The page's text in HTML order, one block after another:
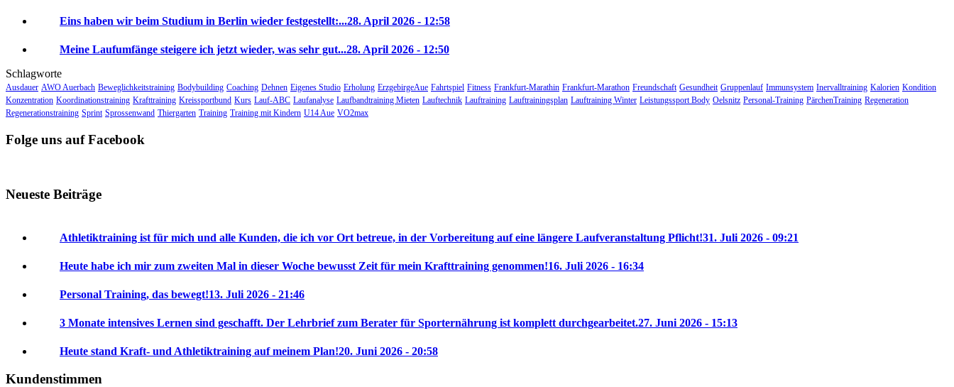
Eins haben wir beim Studium in Berlin wieder festgestellt:...28. April 2026 - 12:58
Meine Laufumfänge steigere ich jetzt wieder, was sehr gut...28. April 2026 - 12:50
Schlagworte
Ausdauer AWO Auerbach Beweglichkeitstraining Bodybuilding Coaching Dehnen Eigenes Studio Erholung ErzgebirgeAue Fahrtspiel Fitness Frankfurt-Marathin Frankfurt-Marathon Freundschaft Gesundheit Gruppenlauf Immunsystem Inervalltraining Kalorien Kondition
Konzentration Koordinationstraining Krafttraining Kreissportbund Kurs Lauf-ABC Laufanalyse Laufbandtraining Mieten Lauftechnik Lauftraining Lauftrainingsplan Lauftraining Winter Leistungssport Body Oelsnitz Personal-Training PärchenTraining Regeneration
Regenerationstraining Sprint Sprossenwand Thiergarten Training Training mit Kindern U14 Aue VO2max
Folge uns auf Facebook
Neueste Beiträge
Athletiktraining ist für mich und alle Kunden, die ich vor Ort betreue, in der Vorbereitung auf eine längere Laufveranstaltung Pflicht!31. Juli 2026 - 09:21
Heute habe ich mir zum zweiten Mal in dieser Woche bewusst Zeit für mein Krafttraining genommen!16. Juli 2026 - 16:34
Personal Training, das bewegt!13. Juli 2026 - 21:46
3 Monate intensives Lernen sind geschafft. Der Lehrbrief zum Berater für Sporternährung ist komplett durchgearbeitet.27. Juni 2026 - 15:13
Heute stand Kraft- und Athletiktraining auf meinem Plan!20. Juni 2026 - 20:58
Kundenstimmen